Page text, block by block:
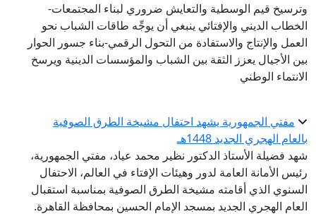
وترسيخ قيم الوسطية والتعايش ضروري لبناء المجتمعات-
الخطاب الديني والإفتائي ينبغي أن يوجِّه طاقات الشباب نحو
العمل والإنتاج والاستفادة من التحول الرقمي-بناء جسور الحوار
بين الأجيال يعزز الثقة بين الشباب والمؤسسات الدينية ويرسخ
الانتماء الوطني
مفتي الجمهورية يشهد احتفال مشيخة الطرق الصوفية
بالعام الهجري الجديد 1448هـ
شهد فضيلة الأستاذ الدكتور نظير محمد عياد، مفتي الجمهورية،
رئيس الأمانة العامة لدور وهيئات الإفتاء في العالم، الاحتفال
السنوي الذي أقامته مشيخة الطرق الصوفية بمناسبة استقبال
العام الهجري الجديد بمسجد الإمام الحسين بمحافظة القاهرة.